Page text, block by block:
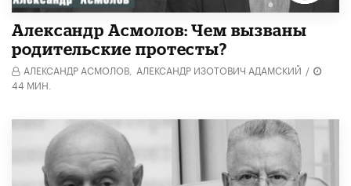
Александр Асмолов: Чем вызваны
родительские протесты?
АЛЕКСАНДР АСМОЛОВ, АЛЕКСАНДР ИЗОТОВИЧ АДАМСКИЙ /
44 МИН.